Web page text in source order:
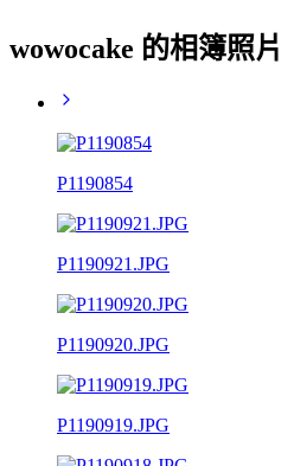
wowocake 的相簿照片
P1190854
P1190921.JPG
P1190920.JPG
P1190919.JPG